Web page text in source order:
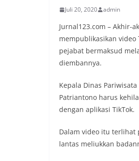
Juli 20, 2020 admin
Jurnal123.com – Akhir-
mempublikasikan
pejabat bermaksud
diembannya.
Kepala Dinas
Patriantono harus
dengan aplikasi TikTok.
Dalam video itu terlihat
lantas meliukkan